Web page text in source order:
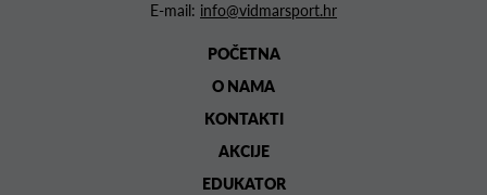
E-mail: info@vidmarsport.hr
POČETNA
O NAMA
KONTAKTI
AKCIJE
EDUKATOR